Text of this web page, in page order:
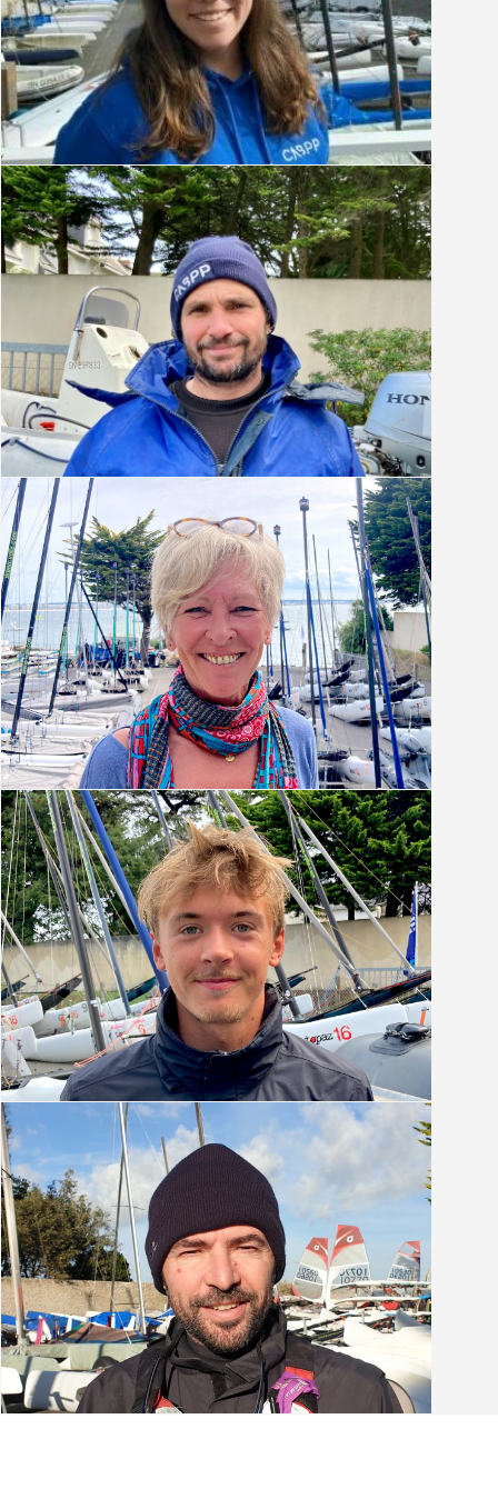
Anais Bernard
Agent d'entretien
Antoine Fauchet
Mécano
Wiebke
Assistante administrative
Mattéo Petit
Moniteur entraîneur Ilca
Mathieu Robin
Moniteur éducateur multi-supports et J80